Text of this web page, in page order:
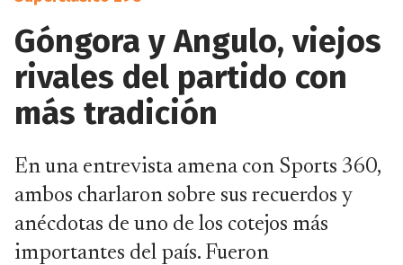
Góngora y Angulo, viejos
rivales del partido con
más tradición
En una entrevista amena con Sports 360,
ambos charlaron sobre sus recuerdos y
anécdotas de uno de los cotejos más
importantes del país. Fueron